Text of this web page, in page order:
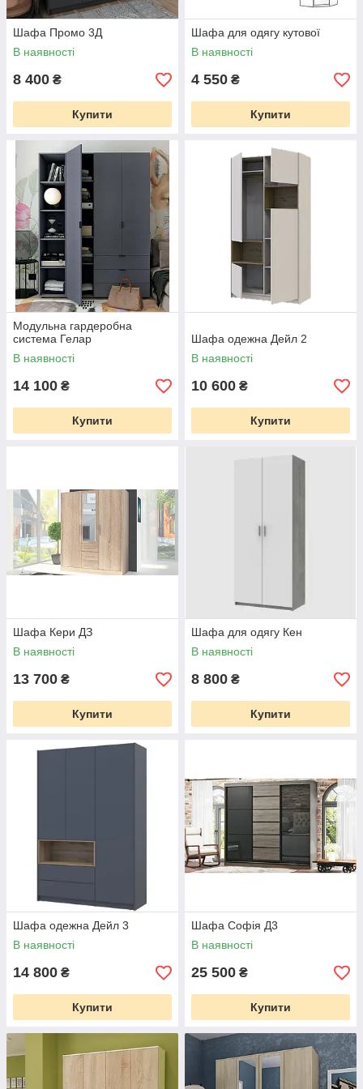
Шафа Промо 3Д
В наявності
8 400 ₴
Купити
Шафа для одягу кутової
В наявності
4 550 ₴
Купити
Модульна гардеробна
система Гелар
В наявності
14 100 ₴
Купити
Шафа одежна Дейл 2
В наявності
10 600 ₴
Купити
Шафа Кери ДЗ
В наявності
13 700 ₴
Купити
Шафа для одягу Кен
В наявності
8 800 ₴
Купити
Шафа одежна Дейл 3
В наявності
14 800 ₴
Купити
Шафа Софія Д3
В наявності
25 500 ₴
Купити